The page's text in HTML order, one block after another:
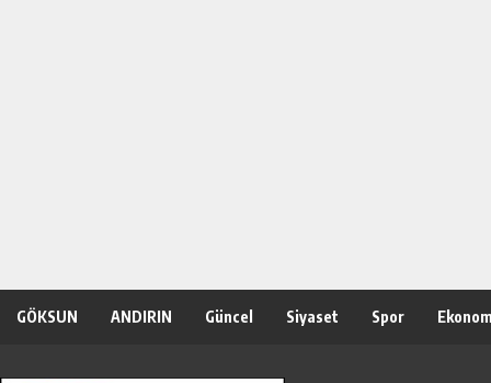
GÖKSUN ANDIRIN Güncel Siyaset Spor